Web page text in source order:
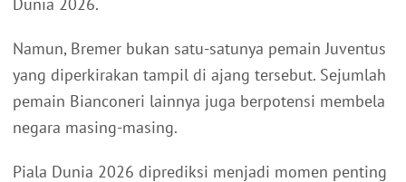
Dunia 2026.
Namun, Bremer bukan satu-satunya pemain Juventus
yang diperkirakan tampil di ajang tersebut. Sejumlah
pemain Bianconeri lainnya juga berpotensi membela
negara masing-masing.
Piala Dunia 2026 diprediksi menjadi momen penting